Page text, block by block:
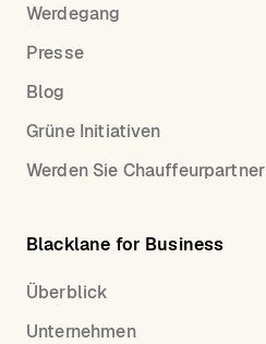
Werdegang
Presse
Blog
Grüne Initiativen
Werden Sie Chauffeurpartner
Blacklane for Business
Überblick
Unternehmen